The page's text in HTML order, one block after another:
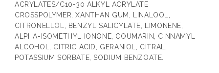
ACRYLATES/C10-30 ALKYL ACRYLATE
CROSSPOLYMER, XANTHAN GUM, LINALOOL,
CITRONELLOL, BENZYL SALICYLATE, LIMONENE,
ALPHA-ISOMETHYL IONONE, COUMARIN, CINNAMYL
ALCOHOL, CITRIC ACID, GERANIOL, CITRAL,
POTASSIUM SORBATE, SODIUM BENZOATE.